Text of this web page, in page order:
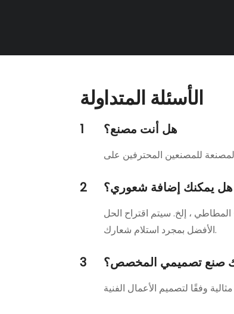
الأسئلة المتداولة
1 هل أنت مصنع؟
2 يمكنك إضافة شعوري؟
، إلخ. سيتم اقتراح الحل
الأفضل بمجرد استلام شعارك.
3 صنع تصميمي المخصص؟